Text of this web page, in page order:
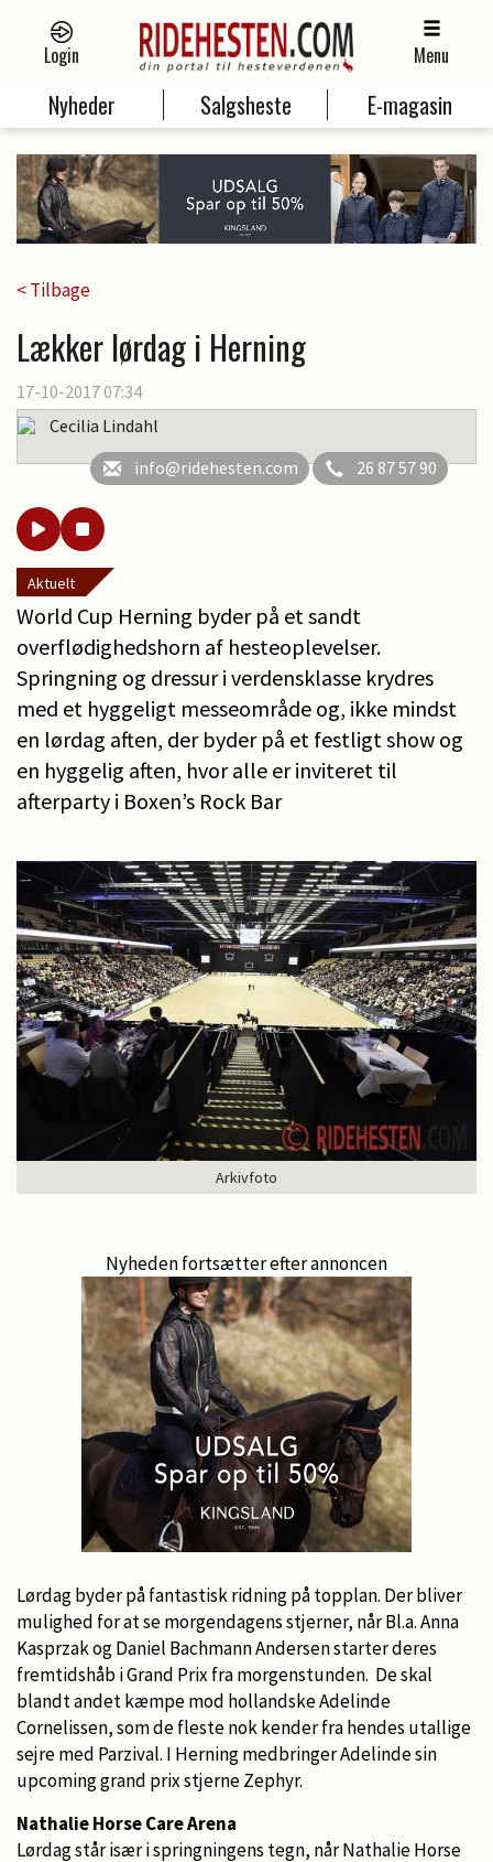
Login Menu
Nyheder Salgsheste E-magasin
< Tilbage
Lækker lørdag i Herning
17-10-2017 07:34
Cecilia Lindahl
info@ridehesten.com
26 87 57 90
Aktuelt
World Cup Herning byder på et sandt
overflødighedshorn af hesteoplevelser.
Springning og dressur i verdensklasse krydres
med et hyggeligt messeområde og, ikke mindst
en lørdag aften, der byder på et festligt show og
en hyggelig aften, hvor alle er inviteret til
afterparty i Boxen’s Rock Bar
Arkivfoto
Nyheden fortsætter efter annoncen
Lørdag byder på fantastisk ridning på topplan. Der bliver
mulighed for at se morgendagens stjerner, når Bl.a. Anna
Kasprzak og Daniel Bachmann Andersen starter deres
fremtidshåb i Grand Prix fra morgenstunden. De skal
blandt andet kæmpe mod hollandske Adelinde
Cornelissen, som de fleste nok kender fra hendes utallige
sejre med Parzival. I Herning medbringer Adelinde sin
upcoming grand prix stjerne Zephyr.
Nathalie Horse Care Arena
Lørdag står især i springningens tegn, når Nathalie Horse